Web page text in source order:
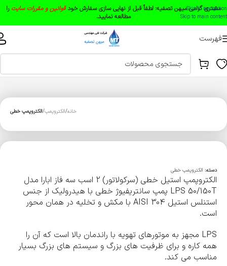
Skip to navigation
Skip to main content
مشتری گرامی میهن تصفیه: لطفاً قبل از نهایی سازی سفارش خودقوانین و مقررات سایت را
مطالعه نمایید.
فهرست
خانه الکتروپمپ الکتروپمپ خطی
دسته: الکتروپمپ خطی
الکتروپمپ استیل خطی (سرکولاتور) 2 اسب سه فاز ابارا مدل
LPS 50/150T پمپ سانتریفیوژ خطی با هیدرولیک از جنس
استنلس استیل AISI 304 با مکش و تخلیه در همان محور
است.
LPS مجهز به موتورهای تهویه با راندمان بالا است که آن را
همه کاره و برای ظرفیت های بزرگ و سیستم های بزرگ بسیار
مناسب می کند.